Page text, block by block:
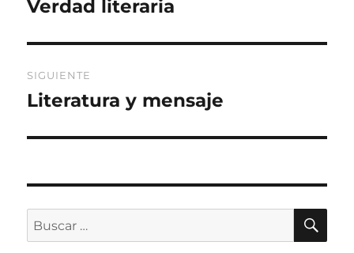
Entrada
Verdad literaria
SIGUIENTE
Entrada
Literatura y mensaje
Buscar
por: